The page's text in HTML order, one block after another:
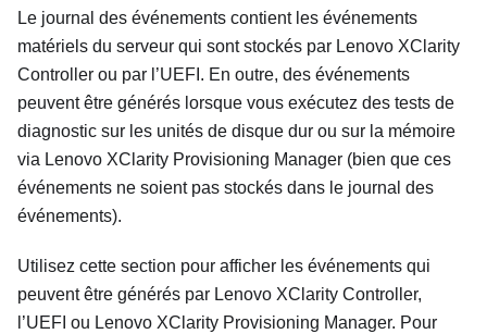
Le journal des événements contient les événements
matériels du serveur qui sont stockés par Lenovo XClarity
Controller ou par l’UEFI. En outre, des événements
peuvent être générés lorsque vous exécutez des tests de
diagnostic sur les unités de disque dur ou sur la mémoire
via Lenovo XClarity Provisioning Manager (bien que ces
événements ne soient pas stockés dans le journal des
événements).
Utilisez cette section pour afficher les événements qui
peuvent être générés par Lenovo XClarity Controller,
l’UEFI ou Lenovo XClarity Provisioning Manager. Pour